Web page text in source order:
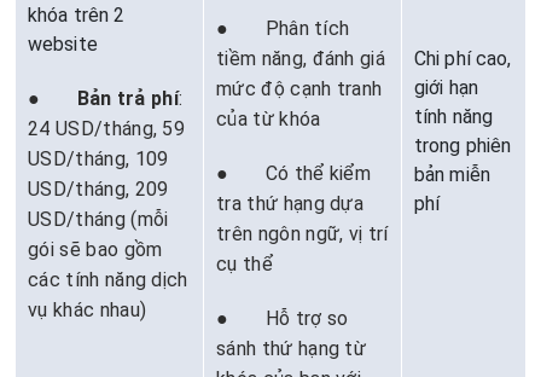
khóa trên 2
website
● Bản trả phí:
24 USD/tháng, 59
USD/tháng, 109
USD/tháng, 209
USD/tháng (mỗi
gói sẽ bao gồm
các tính năng dịch
vụ khác nhau)
● Phân tích
tiềm năng, đánh giá
mức độ cạnh tranh
của từ khóa
● Có thể kiểm
tra thứ hạng dựa
trên ngôn ngữ, vị trí
cụ thể
● Hỗ trợ so
sánh thứ hạng từ
Chi phí cao,
giới hạn
tính năng
trong phiên
bản miễn
phí